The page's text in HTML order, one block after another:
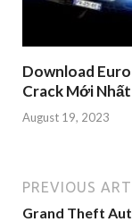
Download
Crack Mới Nhất
August 19, 2023
PREVIOUS
Grand Theft